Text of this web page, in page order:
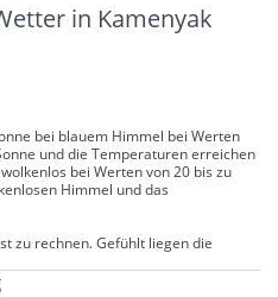
in Kamenyak
bei blauem Himmel bei Werten
und die Temperaturen erreichen
bei Werten von 20 bis zu
Himmel und das
zu rechnen. Gefühlt liegen die